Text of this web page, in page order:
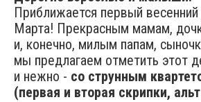
Приближается первый весенний
Марта! Прекрасным мамам,
и, конечно, милым папам,
мы предлагаем отметить этот
и нежно - со струнным
(первая и вторая скрипки,